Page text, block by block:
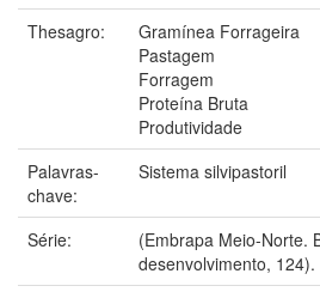
Thesagro:
Gramínea Forrageira
Pastagem
Forragem
Proteína Bruta
Produtividade
Palavras-
chave:
Sistema silvipastoril
Série:
(Embrapa Meio-Norte.
desenvolvimento, 124).